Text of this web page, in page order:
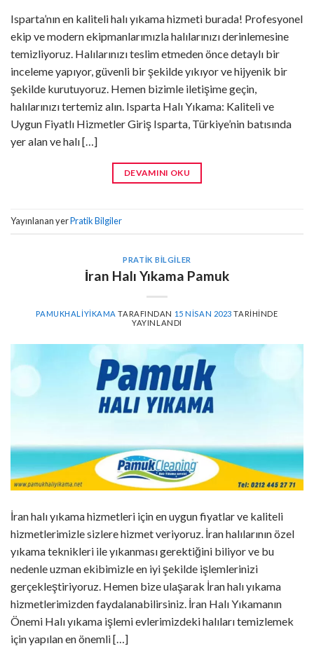
Isparta’nın en kaliteli halı yıkama hizmeti burada! Profesyonel
ekip ve modern ekipmanlarımızla halılarınızı derinlemesine
temizliyoruz. Halılarınızı teslim etmeden önce detaylı bir
inceleme yapıyor, güvenli bir şekilde yıkıyor ve hijyenik bir
şekilde kurutuyoruz. Hemen bizimle iletişime geçin,
halılarınızı tertemiz alın. Isparta Halı Yıkama: Kaliteli ve
Uygun Fiyatlı Hizmetler Giriş Isparta, Türkiye’nin batısında
yer alan ve halı […]
DEVAMINI OKU
Yayınlanan yerPratik Bilgiler
PRATIK BILGILER
İran Halı Yıkama Pamuk
PAMUKHALIYIKAMA TARAFINDAN 15 NISAN 2023 TARIHINDE
YAYINLANDI
İran halı yıkama hizmetleri için en uygun fiyatlar ve kaliteli
hizmetlerimizle sizlere hizmet veriyoruz. İran halılarının özel
yıkama teknikleri ile yıkanması gerektiğini biliyor ve bu
nedenle uzman ekibimizle en iyi şekilde işlemlerinizi
gerçekleştiriyoruz. Hemen bize ulaşarak İran halı yıkama
hizmetlerimizden faydalanabilirsiniz. İran Halı Yıkamanın
Önemi Halı yıkama işlemi evlerimizdeki halıları temizlemek
için yapılan en önemli […]